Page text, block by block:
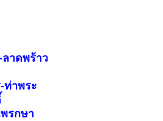
าดพร้าว
ท่าพระ
รกษา